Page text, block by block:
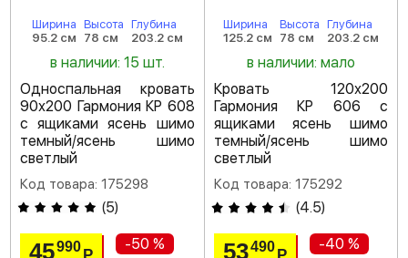
Ширина
95.2 см
Высота
78 см
Глубина
203.2 см
в наличии: 15 шт.
Односпальная кровать
90х200 Гармония КР 608
с ящиками ясень шимо
темный/ясень шимо
светлый
Код товара: 175298
(5)
45990
-50 %
Ширина
125.2 см
Высота
78 см
Глубина
203.2 см
в наличии: мало
Кровать 120х200
Гармония КР 606 с
ящиками ясень шимо
темный/ясень шимо
светлый
Код товара: 175292
(4.5)
53490
-40 %